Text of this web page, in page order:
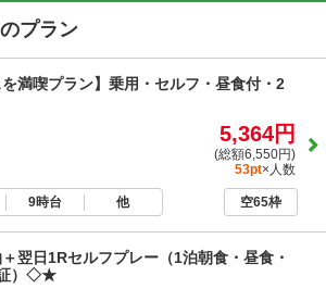
のプラン
を満喫プラン】乗用・セルフ・昼食付・2
5,364円
(総額6,550円)
53pt×人数
9時台 他 空65枠
＋翌日1Rセルフプレー（1泊朝食・昼食・
証）◇★